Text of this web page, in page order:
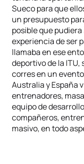
Sueco para que
un presupuesto
posible que
experiencia de ser
llamaba en ese
deportivo de la
corres en un
Australia y España
entrenadores,
equipo de
compañeros,
masivo, en todo